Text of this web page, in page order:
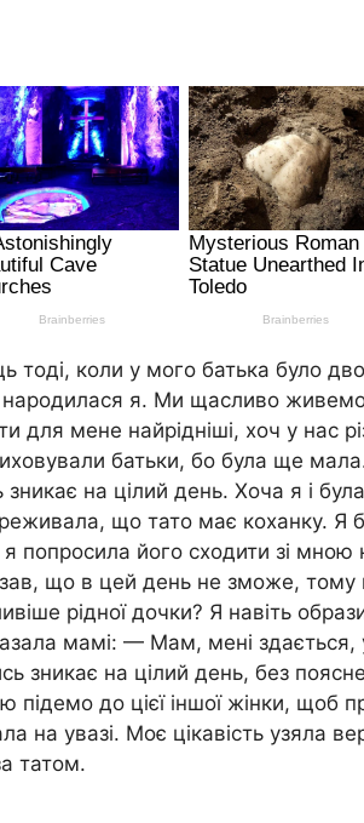
тоді, коли у мого батька було
я. Ми щасливо
для мене найрідніші, хоч у нас
батьки, бо була ще
зникає на цілий день. Хоча я і
що тато має коханку. Я
попросила його сходити зі
що в цей день не зможе, тому
рідної дочки? Я навіть
мамі: — Мам, мені здається,
зникає на цілий день, без
до цієї іншої жінки, щоб
на увазі. Моє цікавість узяла
татом.